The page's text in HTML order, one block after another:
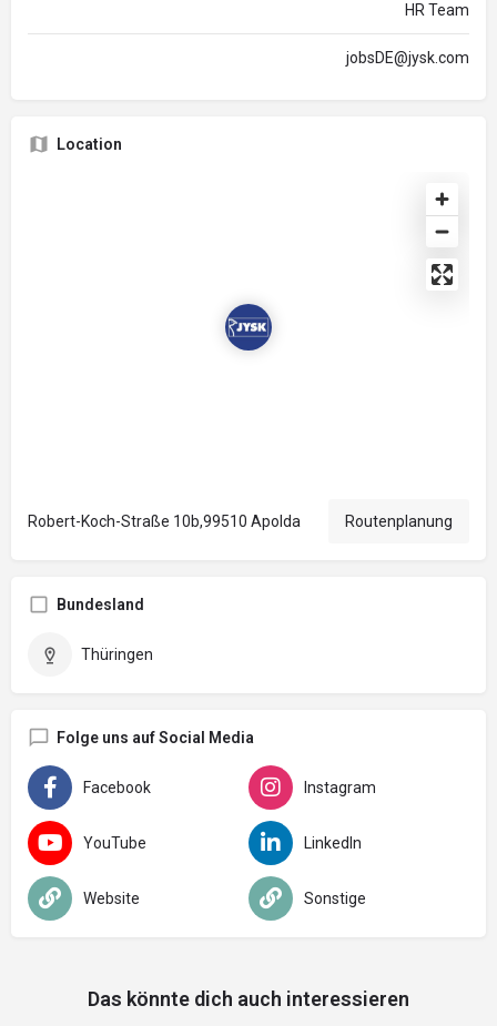
HR Team
jobsDE@jysk.com
Location
Robert-Koch-Straße 10b,99510 Apolda Routenplanung
Bundesland
Thüringen
Folge uns auf Social Media
Facebook Instagram
YouTube LinkedIn
Website Sonstige
Das könnte dich auch interessieren